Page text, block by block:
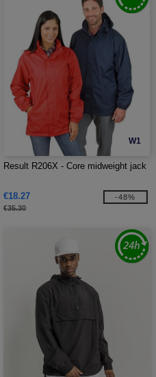
W1
Result R206X - Core midweight jack
€18.27
€35.30
-48%